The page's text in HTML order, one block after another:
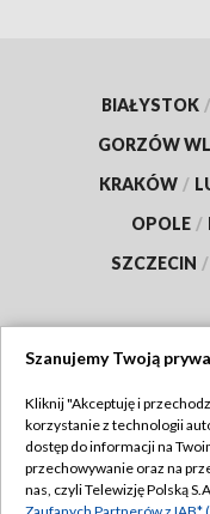
BIAŁYSTOK /
GORZÓW
KRAKÓW /
OPOLE /
SZCZECIN /
Abonament TVP
Emisja w TVP
Szanujemy Twoją
Kliknij "Akceptuję i
korzystanie z technologii
dostęp do informacji na
przechowywanie oraz na
nas, czyli Telewizję Polską